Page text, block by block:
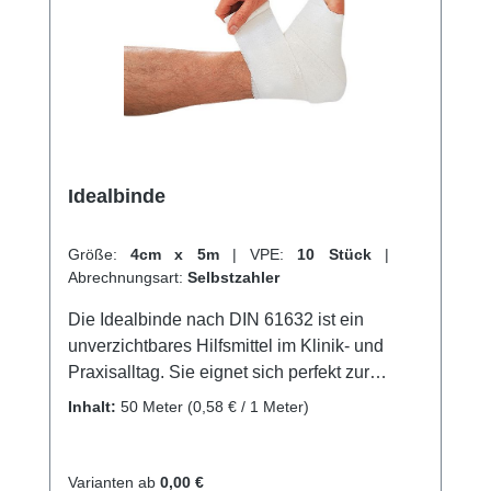
Idealbinde
Größe: 4cm x 5m | VPE: 10 Stück |
Abrechnungsart: Selbstzahler
Die Idealbinde nach DIN 61632 ist ein
unverzichtbares Hilfsmittel im Klinik- und
Praxisalltag. Sie eignet sich perfekt zur
kräftigen Kompression der Extremitäten in der
Thromboseprophylaxe als auch zum Stützen
Inhalt: 50 Meter (0,58 € / 1 Meter)
Varianten ab 0,00 €